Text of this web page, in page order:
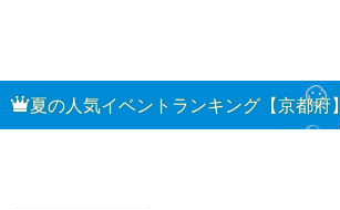
夏の人気イベントランキング【京都府】